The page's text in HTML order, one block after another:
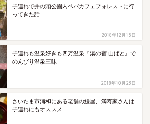
子連れで井の頭公園内ペパカフェフォレストに行
ってきた話
2018年12月15日
子連れも温泉好きも四万温泉『湯の宿 山ばと』で
のんびり温泉三昧
2018年10月23日
さいたま市浦和にある老舗の鰻屋、満寿家さんは
子連れにもオススメ